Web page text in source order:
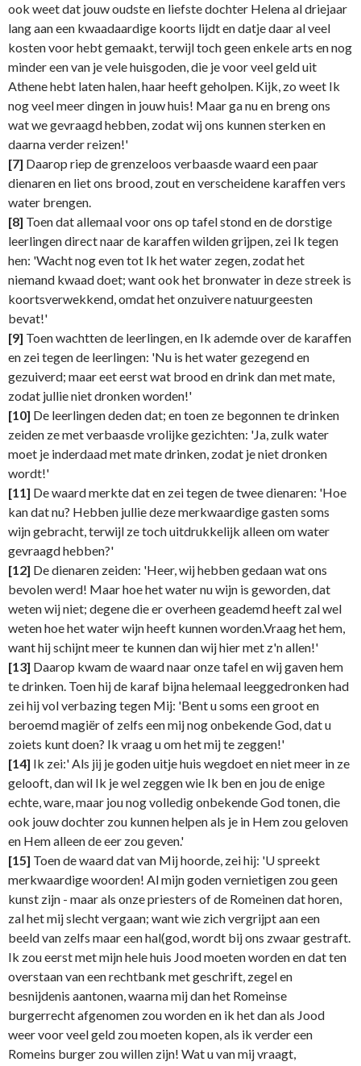
ook weet dat jouw oudste en liefste dochter Helena al driejaar
lang aan een kwaadaardige koorts lijdt en datje daar al veel
kosten voor hebt gemaakt, terwijl toch geen enkele arts en nog
minder een van je vele huisgoden, die je voor veel geld uit
Athene hebt laten halen, haar heeft geholpen. Kijk, zo weet Ik
nog veel meer dingen in jouw huis! Maar ga nu en breng ons
wat we gevraagd hebben, zodat wij ons kunnen sterken en
daarna verder reizen!'
[7] Daarop riep de grenzeloos verbaasde waard een paar
dienaren en liet ons brood, zout en verscheidene karaffen vers
water brengen.
[8] Toen dat allemaal voor ons op tafel stond en de dorstige
leerlingen direct naar de karaffen wilden grijpen, zei Ik tegen
hen: 'Wacht nog even tot Ik het water zegen, zodat het
niemand kwaad doet; want ook het bronwater in deze streek is
koortsverwekkend, omdat het onzuivere natuurgeesten
bevat!'
[9] Toen wachtten de leerlingen, en Ik ademde over de karaffen
en zei tegen de leerlingen: 'Nu is het water gezegend en
gezuiverd; maar eet eerst wat brood en drink dan met mate,
zodat jullie niet dronken worden!'
[10] De leerlingen deden dat; en toen ze begonnen te drinken
zeiden ze met verbaasde vrolijke gezichten: 'Ja, zulk water
moet je inderdaad met mate drinken, zodat je niet dronken
wordt!'
[11] De waard merkte dat en zei tegen de twee dienaren: 'Hoe
kan dat nu? Hebben jullie deze merkwaardige gasten soms
wijn gebracht, terwijl ze toch uitdrukkelijk alleen om water
gevraagd hebben?'
[12] De dienaren zeiden: 'Heer, wij hebben gedaan wat ons
bevolen werd! Maar hoe het water nu wijn is geworden, dat
weten wij niet; degene die er overheen geademd heeft zal wel
weten hoe het water wijn heeft kunnen worden.Vraag het hem,
want hij schijnt meer te kunnen dan wij hier met z'n allen!'
[13] Daarop kwam de waard naar onze tafel en wij gaven hem
te drinken. Toen hij de karaf bijna helemaal leeggedronken had
zei hij vol verbazing tegen Mij: 'Bent u soms een groot en
beroemd magiër of zelfs een mij nog onbekende God, dat u
zoiets kunt doen? Ik vraag u om het mij te zeggen!'
[14] Ik zei:' Als jij je goden uitje huis wegdoet en niet meer in ze
gelooft, dan wil Ik je wel zeggen wie Ik ben en jou de enige
echte, ware, maar jou nog volledig onbekende God tonen, die
ook jouw dochter zou kunnen helpen als je in Hem zou geloven
en Hem alleen de eer zou geven.'
[15] Toen de waard dat van Mij hoorde, zei hij: 'U spreekt
merkwaardige woorden! Al mijn goden vernietigen zou geen
kunst zijn - maar als onze priesters of de Romeinen dat horen,
zal het mij slecht vergaan; want wie zich vergrijpt aan een
beeld van zelfs maar een hal(god, wordt bij ons zwaar gestraft.
Ik zou eerst met mijn hele huis Jood moeten worden en dat ten
overstaan van een rechtbank met geschrift, zegel en
besnijdenis aantonen, waarna mij dan het Romeinse
burgerrecht afgenomen zou worden en ik het dan als Jood
weer voor veel geld zou moeten kopen, als ik verder een
Romeins burger zou willen zijn! Wat u van mij vraagt,